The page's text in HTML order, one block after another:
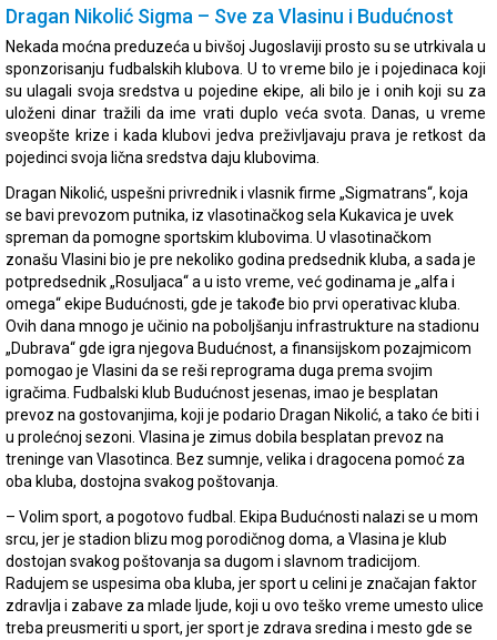
Dragan Nikolić Sigma – Sve za Vlasinu i Budućnost
Nekada moćna preduzeća u bivšoj Jugoslaviji prosto su se utrkivala u
sponzorisanju fudbalskih klubova. U to vreme bilo je i pojedinaca koji
su ulagali svoja sredstva u pojedine ekipe, ali bilo je i onih koji su za
uloženi dinar tražili da ime vrati duplo veća svota. Danas, u vreme
sveopšte krize i kada klubovi jedva preživljavaju prava je retkost da
pojedinci svoja lična sredstva daju klubovima.
Dragan Nikolić, uspešni privrednik i vlasnik firme „Sigmatrans“, koja
se bavi prevozom putnika, iz vlasotinačkog sela Kukavica je uvek
spreman da pomogne sportskim klubovima. U vlasotinačkom
zonašu Vlasini bio je pre nekoliko godina predsednik kluba, a sada je
potpredsednik „Rosuljaca“ a u isto vreme, već godinama je „alfa i
omega“ ekipe Budućnosti, gde je takođe bio prvi operativac kluba.
Ovih dana mnogo je učinio na poboljšanju infrastrukture na stadionu
„Dubrava“ gde igra njegova Budućnost, a finansijskom pozajmicom
pomogao je Vlasini da se reši reprograma duga prema svojim
igračima. Fudbalski klub Budućnost jesenas, imao je besplatan
prevoz na gostovanjima, koji je podario Dragan Nikolić, a tako će biti i
u prolećnoj sezoni. Vlasina je zimus dobila besplatan prevoz na
treninge van Vlasotinca. Bez sumnje, velika i dragocena pomoć za
oba kluba, dostojna svakog poštovanja.
– Volim sport, a pogotovo fudbal. Ekipa Budućnosti nalazi se u mom
srcu, jer je stadion blizu mog porodičnog doma, a Vlasina je klub
dostojan svakog poštovanja sa dugom i slavnom tradicijom.
Radujem se uspesima oba kluba, jer sport u celini je značajan faktor
zdravlja i zabave za mlade ljude, koji u ovo teško vreme umesto ulice
treba preusmeriti u sport, jer sport je zdrava sredina i mesto gde se